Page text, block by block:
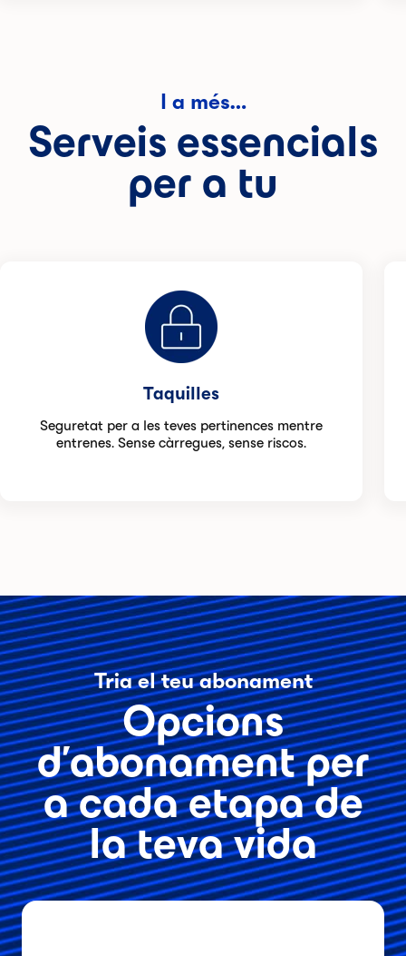
I a més…
Serveis essencials
per a tu
Taquilles
Seguretat per a les teves pertinences mentre
entrenes. Sense càrregues, sense riscos.
Tria el teu abonament
Opcions
d’abonament per
a cada etapa de
la teva vida